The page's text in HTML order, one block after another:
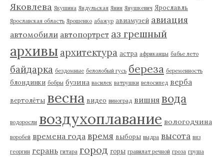
Яковлева Якушина Яндульская Янин Янушкевич Ярославль
Ярославская область Ярошенко абажур авиамузей авиация
автомобили автопортрет аз грешный
архивы архитектура астра африканцы бабье лето
байдарка бездомные белолобый гусь береза беременность
блондинки бобры бузина василек ватрушки велосипед верба
вертолёты весна видео виноград вишня вода
водоросли воздухоплавание вологодчина
воробей времена года время выборы выдра высота вяз
георгин герань гитара город горы гравилат речной гроза груша